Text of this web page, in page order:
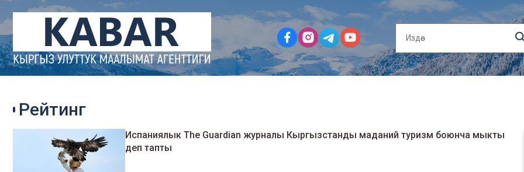
Рейтинг
Испаниялык The Guardian журналы Кыргызстанды маданий туризм боюнча мыкты
деп тапты